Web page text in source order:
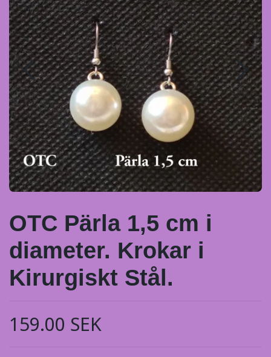
OTC Pärla 1,5 cm i
diameter. Krokar i
Kirurgiskt Stål.
159.00 SEK